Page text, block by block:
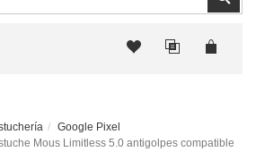
MENU
Google Pixel
Mous Limitless 5.0 antigolpes compatible